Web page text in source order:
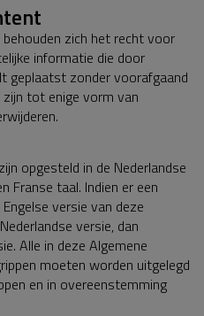
zich het recht voor
informatie die door
geplaatst zonder voorafgaand
tot enige vorm van
opgesteld in de Nederlandse
Franse taal. Indien er een
versie van deze
versie, dan
Alle in deze Algemene
moeten worden uitgelegd
en in overeenstemming